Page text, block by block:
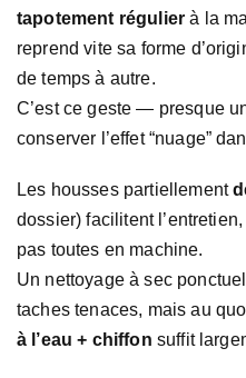
tapotement régulier à la
reprend vite sa forme
de temps à autre.
C’est ce geste — presque
conserver l’effet “nuage”
Les housses partiellement
dossier) facilitent
pas toutes en machine.
Un nettoyage à sec
taches tenaces, mais au
à l’eau + chiffon suffit